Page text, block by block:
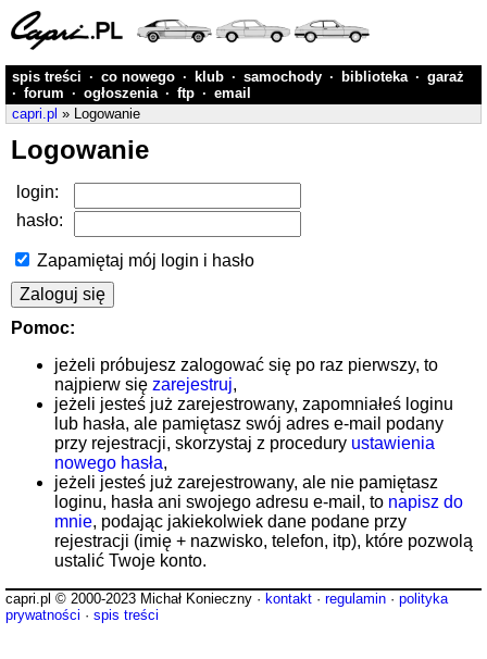
spis treści · co nowego · klub · samochody · biblioteka · garaż
· forum · ogłoszenia · ftp · email
capri.pl » Logowanie
Logowanie
login:
hasło:
Zapamiętaj mój login i hasło
Pomoc:
jeżeli próbujesz zalogować się po raz pierwszy, to
najpierw się zarejestruj,
jeżeli jesteś już zarejestrowany, zapomniałeś loginu
lub hasła, ale pamiętasz swój adres e-mail podany
przy rejestracji, skorzystaj z procedury ustawienia
nowego hasła,
jeżeli jesteś już zarejestrowany, ale nie pamiętasz
loginu, hasła ani swojego adresu e-mail, to napisz do
mnie, podając jakiekolwiek dane podane przy
rejestracji (imię + nazwisko, telefon, itp), które pozwolą
ustalić Twoje konto.
capri.pl © 2000-2023 Michał Konieczny · kontakt · regulamin · polityka
prywatności · spis treści